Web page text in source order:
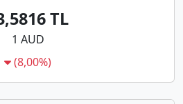
TL
1 AUD
(8,00%)